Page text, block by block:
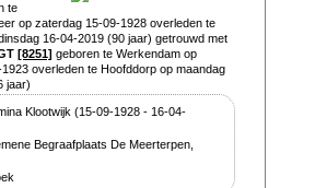
te
op zaterdag 15-09-1928 overleden te
16-04-2019 (90 jaar) getrouwd met
[8251] geboren te Werkendam op
overleden te Hoofddorp op maandag
jaar)
Klootwijk (15-09-1928 - 16-04-
Begraafplaats De Meerterpen,